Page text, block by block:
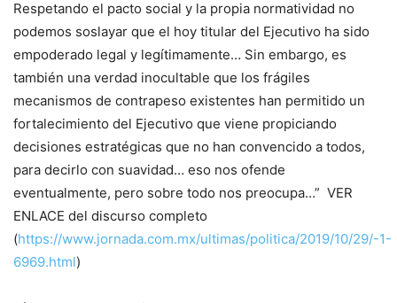
Respetando el pacto social y la propia normatividad no
podemos soslayar que el hoy titular del Ejecutivo ha sido
empoderado legal y legítimamente… Sin embargo, es
también una verdad inocultable que los frágiles
mecanismos de contrapeso existentes han permitido un
fortalecimiento del Ejecutivo que viene propiciando
decisiones estratégicas que no han convencido a todos,
para decirlo con suavidad… eso nos ofende
eventualmente, pero sobre todo nos preocupa…” VER
ENLACE del discurso completo
(https://www.jornada.com.mx/ultimas/politica/2019/10/29/-1-
6969.html)